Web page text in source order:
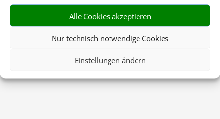
Alle Cookies akzeptieren
Nur technisch notwendige Cookies
Einstellungen ändern